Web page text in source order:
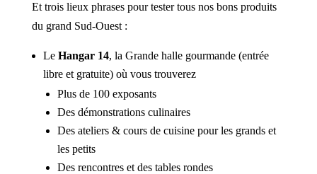
Et trois lieux phrases pour tester tous nos bons produits
du grand Sud-Ouest :
Le Hangar 14, la Grande halle gourmande (entrée
libre et gratuite) où vous trouverez
Plus de 100 exposants
Des démonstrations culinaires
Des ateliers & cours de cuisine pour les grands et
les petits
Des rencontres et des tables rondes